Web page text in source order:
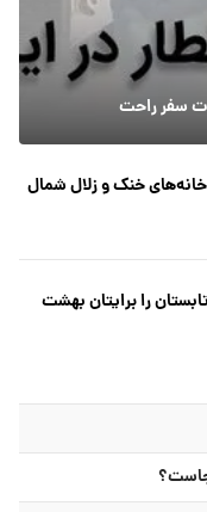
سفر راحت
خنک و زلال شمال
را برایتان بهشت